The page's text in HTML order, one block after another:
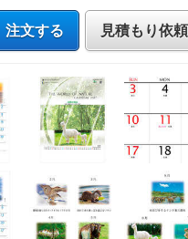
注文する 見積もり依